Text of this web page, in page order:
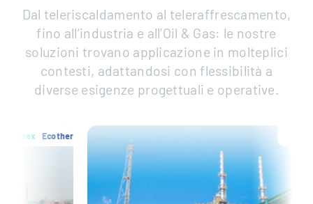
Dal teleriscaldamento al teleraffrescamento,
fino all’industria e all’Oil & Gas: le nostre
soluzioni trovano applicazione in molteplici
contesti, adattandosi con flessibilità a
diverse esigenze progettuali e operative.